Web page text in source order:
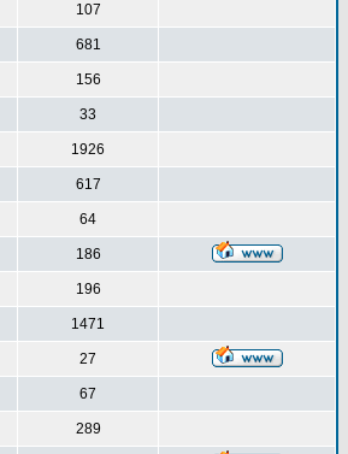
107
681
156
33
1926
617
64
186
196
1471
27
67
289